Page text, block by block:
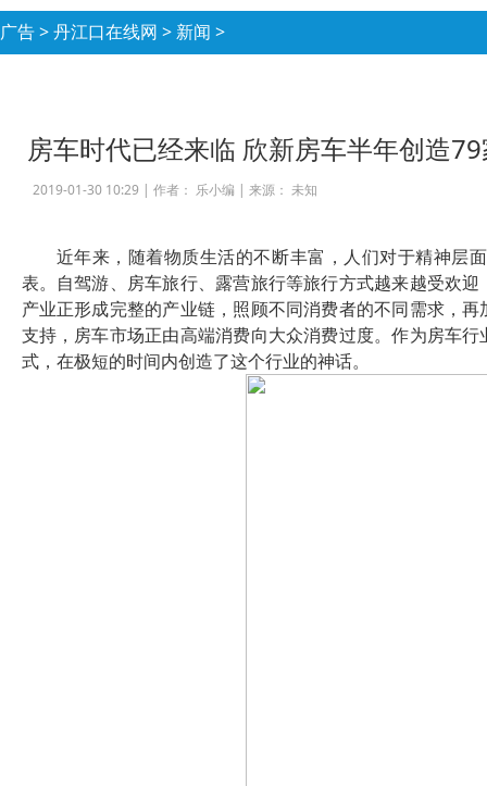
广告>丹江口在线网 > 新闻 >
房车时代已经来临 欣新房车半年创造
2019-01-30 10:29 | 作者： 乐小编 | 来源： 未知
近年来，随着物质生活的不断丰富，人们对于精神层
表。自驾游、房车旅行、露营旅行等旅行方式越来越受欢
产业正形成完整的产业链，照顾不同消费者的不同需求，
支持，房车市场正由高端消费向大众消费过度。作为房车
式，在极短的时间内创造了这个行业的神话。